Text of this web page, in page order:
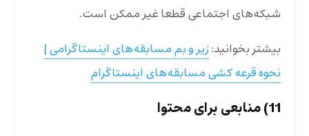
شبکه‌های اجتماعی قطعا غیر ممکن است.
بیشتر بخوانید:زیر و بم مسابقه‌های اینستاگرامی |
نحوه قرعه کشی مسابقه‌های اینستاگرام
11) منابعی برای محتوا